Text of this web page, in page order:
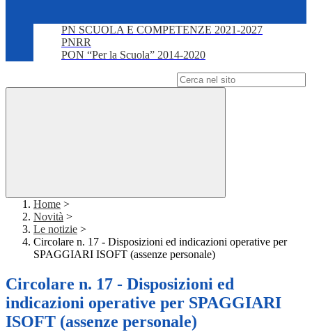
PN SCUOLA E COMPETENZE 2021-2027
PNRR
PON “Per la Scuola” 2014-2020
Home >
Novità >
Le notizie >
Circolare n. 17 - Disposizioni ed indicazioni operative per
SPAGGIARI ISOFT (assenze personale)
Circolare n. 17 - Disposizioni ed
indicazioni operative per SPAGGIARI
ISOFT (assenze personale)